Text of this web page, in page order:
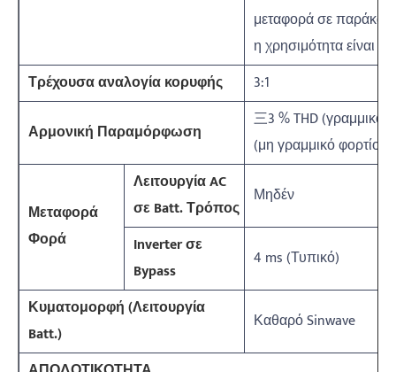
μεταφορά σε
η χρησιμότητα είναι
Τρέχουσα αναλογία κορυφής
3:1
Αρμονική Παραμόρφωση
三3 % THD (γραμμικό
(μη γραμμικό φορτίο)
Μεταφορά
Φορά
Λειτουργία AC
σε Batt. Τρόπος
Μηδέν
Inverter σε
Bypass
4 ms (Τυπικό)
Κυματομορφή (Λειτουργία
Batt.)
Καθαρό Sinwave